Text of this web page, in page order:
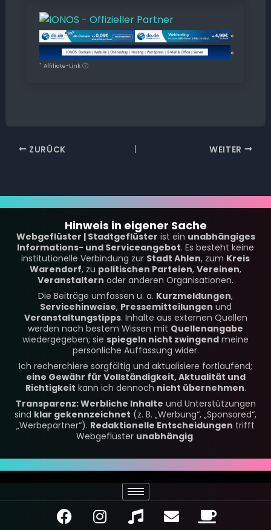
*
*
* Affiliate-Link ⓘ
ZURÜCK WEITER
Hinweis in eigener Sache
Webgeflüster | Stadtgeflüster ist ein unabhängiges
Informations- und Serviceangebot. Es besteht keine
institutionelle Verbindung zur Stadt Ahlen, zum Kreis
Warendorf, zu politischen Parteien, Vereinen,
Veranstaltern oder anderen Organisationen.
Die Beiträge umfassen u. a. Kurzmeldungen,
Servicehinweise, Pressemitteilungen und
Veranstaltungstipps. Inhalte aus externen Quellen
werden nach bestem Wissen mit Quellenangabe
wiedergegeben; sie spiegeln nicht zwingend meine
persönliche Auffassung wider.
Ich recherchiere sorgfältig und aktualisiere fortlaufend;
eine Gewähr für Vollständigkeit, Aktualität und
Richtigkeit kann ich dennoch nicht übernehmen.
Transparenz: Werbliche Inhalte und Unterstützungen
sind klar gekennzeichnet (z. B. „Werbung“, „Sponsored“,
„Werbepartner“). Redaktionelle Entscheidungen trifft
Webgeflüster unabhängig.
F
a
I
n
M
u
E
n
C
o